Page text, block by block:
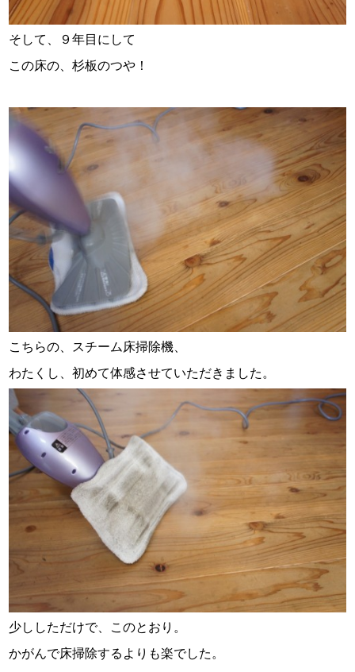
そして、９年目にして
この床の、杉板のつや！
こちらの、スチーム床掃除機、
わたくし、初めて体感させていただきました。
少ししただけで、このとおり。
かがんで床掃除するよりも楽でした。